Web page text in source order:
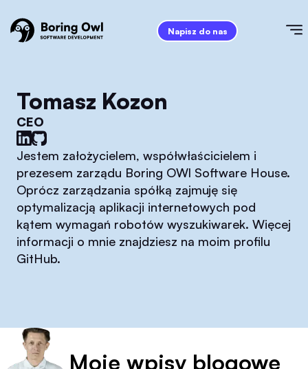
Napisz do nas
Tomasz Kozon
CEO
Jestem założycielem, współwłaścicielem i
prezesem zarządu Boring OWl Software House.
Oprócz zarządzania spółką zajmuję się
optymalizacją aplikacji internetowych pod
kątem wymagań robotów wyszukiwarek. Więcej
informacji o mnie znajdziesz na moim profilu
GitHub.
Moje wpisy blogowe